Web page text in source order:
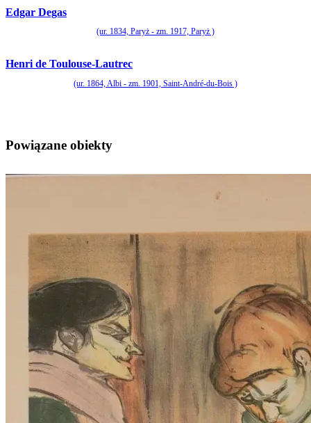
Edgar Degas
(ur. 1834, Paryż - zm. 1917, Paryż )
Henri de Toulouse-Lautrec
(ur. 1864, Albi - zm. 1901, Saint-André-du-Bois )
Powiązane obiekty